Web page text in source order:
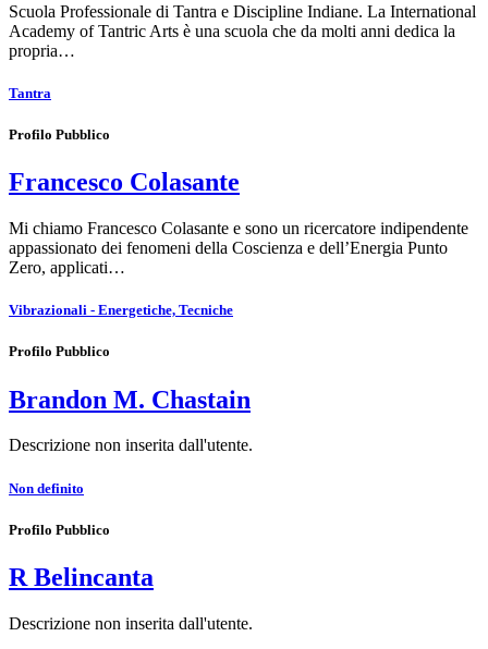
Scuola Professionale di Tantra e Discipline Indiane. La International
Academy of Tantric Arts è una scuola che da molti anni dedica la
propria…
Tantra
Profilo Pubblico
Francesco Colasante
Mi chiamo Francesco Colasante e sono un ricercatore indipendente
appassionato dei fenomeni della Coscienza e dell’Energia Punto
Zero, applicati…
Vibrazionali - Energetiche, Tecniche
Profilo Pubblico
Brandon M. Chastain
Descrizione non inserita dall'utente.
Non definito
Profilo Pubblico
R Belincanta
Descrizione non inserita dall'utente.